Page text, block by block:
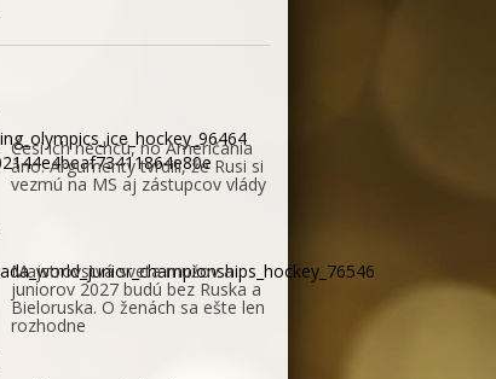
Česi ich nechcú, no Američania
áno. Argumenty tvrdili, že Rusi si
vezmú na MS aj zástupcov vlády
Majstrovstvá sveta mužov a
juniorov 2027 budú bez Ruska a
Bieloruska. O ženách sa ešte len
rozhodne